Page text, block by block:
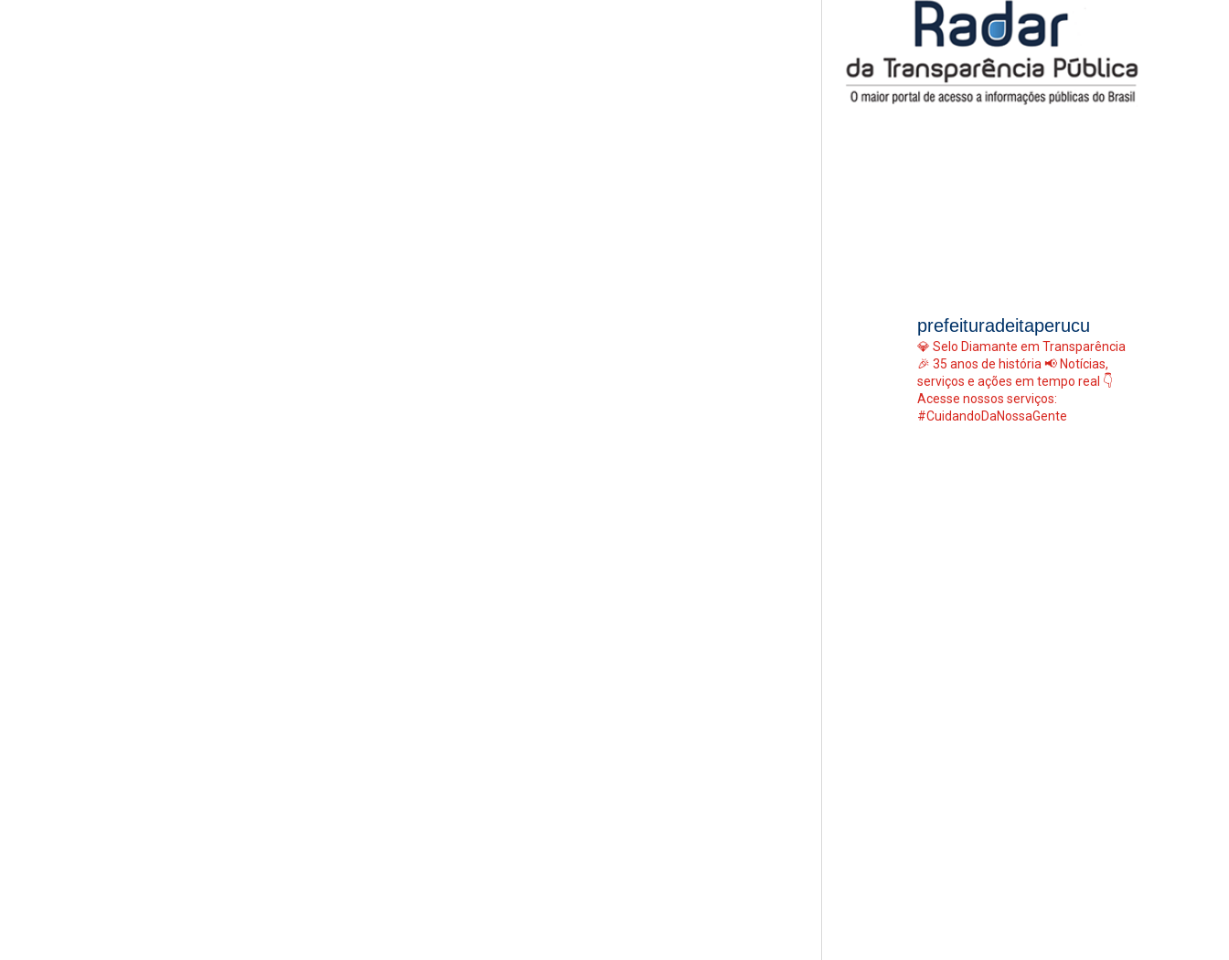
prefeituradeitaperucu
💎 Selo Diamante em Transparência
🎉 35 anos de história 📢 Notícias,
serviços e ações em tempo real 👇
Acesse nossos serviços:
#CuidandoDaNossaGente